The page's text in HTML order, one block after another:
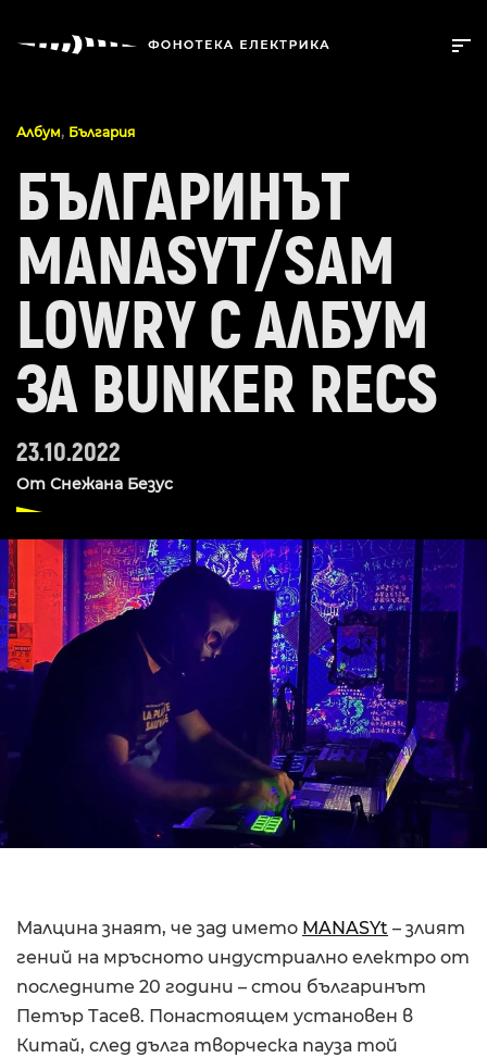
Албум, България
БЪЛГАРИНЪТ
MANASYT/SAM
LOWRY С АЛБУМ
ЗА BUNKER RECS
23.10.2022
От Снежана Безус
Малцина знаят, че зад името MANASYt – злият
гений на мръсното индустриално електро от
последните 20 години – стои българинът
Петър Тасев. Понастоящем установен в
Китай, след дълга творческа пауза той